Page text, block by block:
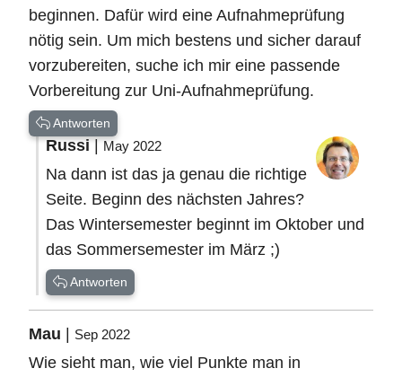
beginnen. Dafür wird eine Aufnahmeprüfung
nötig sein. Um mich bestens und sicher darauf
vorzubereiten, suche ich mir eine passende
Vorbereitung zur Uni-Aufnahmeprüfung.
Antworten
Russi|May 2022
Na dann ist das ja genau die richtige
Seite. Beginn des nächsten Jahres?
Das Wintersemester beginnt im Oktober und
das Sommersemester im März ;)
Antworten
Mau | Sep 2022
Wie sieht man, wie viel Punkte man in